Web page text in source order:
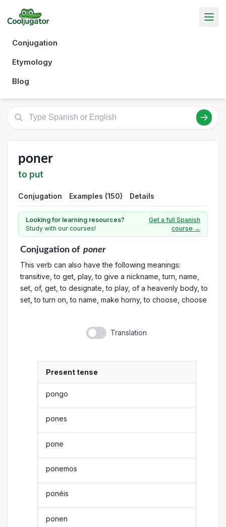
Conjugation
Etymology
Blog
poner
to put
Conjugation Examples (150) Details
Looking for learning resources?
Study with our courses!
Get a full Spanish
course →
Conjugationof poner
This verb can also have the following meanings:
transitive, to get, play, to give a nickname, turn, name,
set, of, get, to designate, to play, of a heavenly body, to
set, to turn on, to name, make horny, to choose, choose
Translation
Present tense
pongo
pones
pone
ponemos
ponéis
ponen